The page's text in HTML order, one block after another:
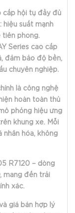
cấp hội tụ đầy đủ
hiệu suất mạnh
tiên phong.
Series cao cấp
đảm bảo độ bền,
chuyên nghiệp.
là công nghệ
hoàn toàn thủ
phỏng hiệu ứng
khung xe. Mỗi
nhân hóa, không
R7120 – dòng
mang đến trải
xác.
giá bán hợp lý